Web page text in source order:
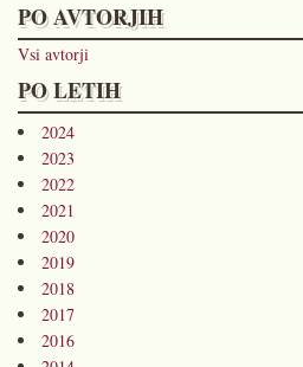
PO AVTORJIH
Vsi avtorji
PO LETIH
2024
2023
2022
2021
2020
2019
2018
2017
2016